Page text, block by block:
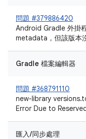
問題 #379886420
Android Gradle 外掛
metadata，但該版本
Gradle 檔案編輯器
問題 #368791110
new-library
Error Due to
匯入/同步處理